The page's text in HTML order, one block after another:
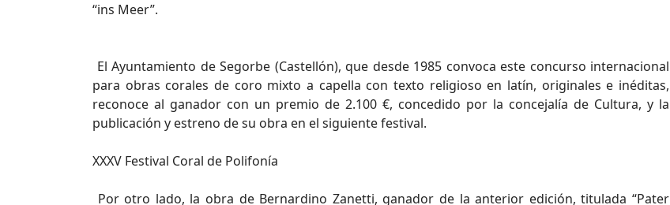
“ins Meer”.
El Ayuntamiento de Segorbe (Castellón), que desde 1985 convoca este concurso internacional
para obras corales de coro mixto a capella con texto religioso en latín, originales e inéditas,
reconoce al ganador con un premio de 2.100 €, concedido por la concejalía de Cultura, y la
publicación y estreno de su obra en el siguiente festival.
XXXV Festival Coral de Polifonía
Por otro lado, la obra de Bernardino Zanetti, ganador de la anterior edición, titulada “Pater